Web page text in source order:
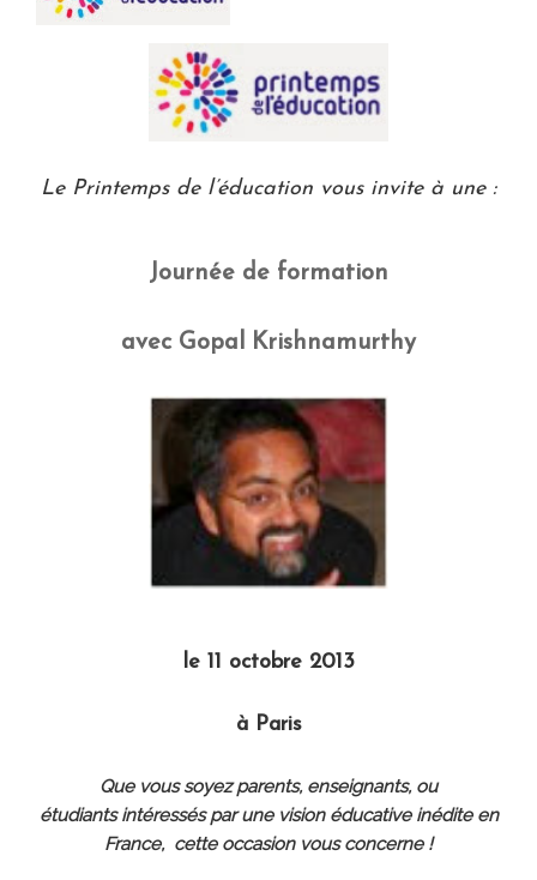
Le Printemps de l’éducation vous invite à une :
Journée de formation
avec Gopal Krishnamurthy
le 11 octobre 2013
à Paris
Que vous soyez parents, enseignants, ou
étudiants intéressés par une vision éducative inédite en
France, cette occasion vous concerne !